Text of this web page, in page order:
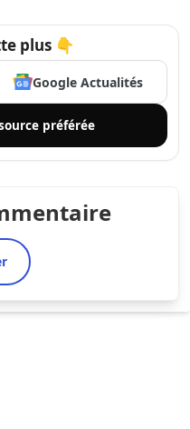
plus 👇
Google Actualités
préférée